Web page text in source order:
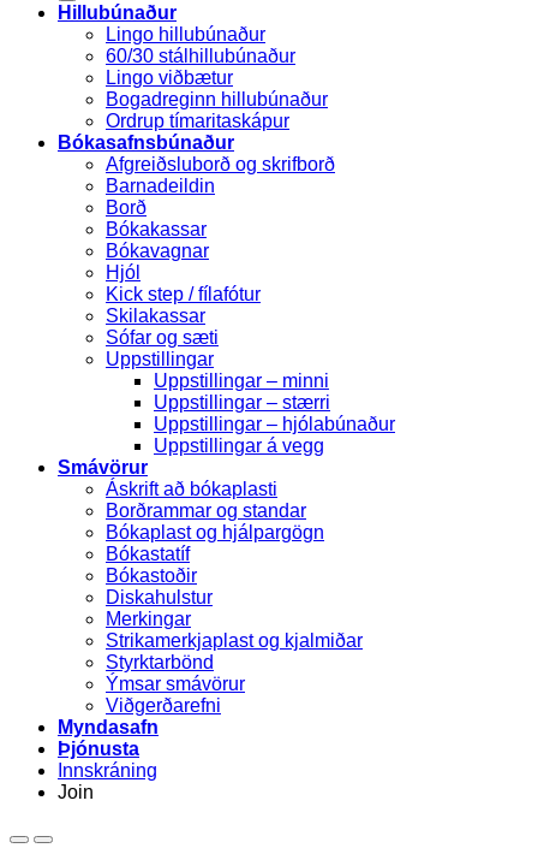
Hillubúnaður
Lingo hillubúnaður
60/30 stálhillubúnaður
Lingo viðbætur
Bogadreginn hillubúnaður
Ordrup tímaritaskápur
Bókasafnsbúnaður
Afgreiðsluborð og skrifborð
Barnadeildin
Borð
Bókakassar
Bókavagnar
Hjól
Kick step / fílafótur
Skilakassar
Sófar og sæti
Uppstillingar
Uppstillingar – minni
Uppstillingar – stærri
Uppstillingar – hjólabúnaður
Uppstillingar á vegg
Smávörur
Áskrift að bókaplasti
Borðrammar og standar
Bókaplast og hjálpargögn
Bókastatíf
Bókastoðir
Diskahulstur
Merkingar
Strikamerkjaplast og kjalmiðar
Styrktarbönd
Ýmsar smávörur
Viðgerðarefni
Myndasafn
Þjónusta
Innskráning
Join